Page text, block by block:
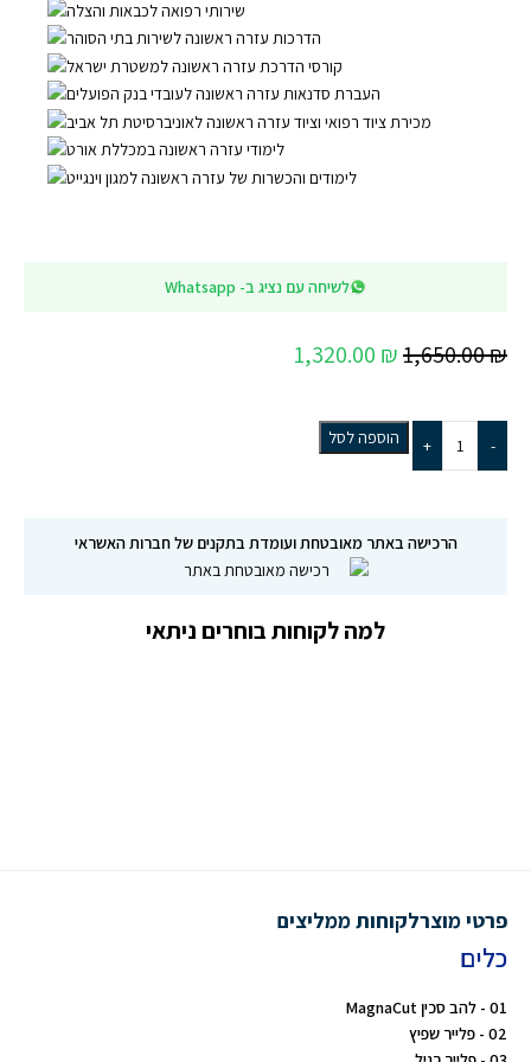
לשיחה עם נציג ב- Whatsapp
1,650.00₪
1,320.00 ₪
-
+ הוספה לסל
הרכישה באתר מאובטחת ועומדת בתקנים של חברות האשראי
למה לקוחות בוחרים ניתאי
פרטי מוצרלקוחות ממליצים
כלים
01 - להב סכין MagnaCut
02 - פלייר שפיץ